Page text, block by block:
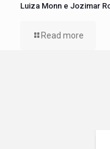
Luiza Monn e Jozimar
Read more